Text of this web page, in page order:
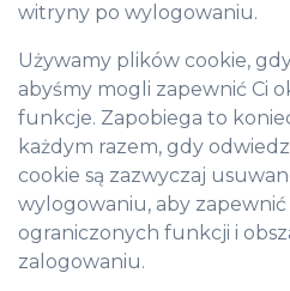
witryny po wylogowaniu.
Używamy plików cookie,
abyśmy mogli zapewnić Ci
funkcje. Zapobiega to
każdym razem, gdy
cookie są zazwyczaj
wylogowaniu, aby
ograniczonych funkcji i
zalogowaniu.